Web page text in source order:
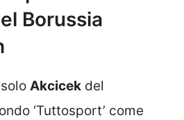
Borussia
Akcicek del
‘Tuttosport’ come